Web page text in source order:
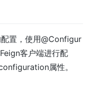
置，使用@Configur
客户端进行配
属性。